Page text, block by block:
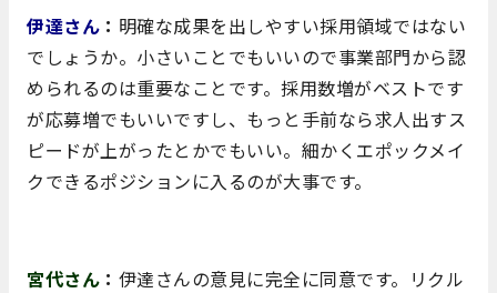
伊達さん ： 明確な成果を出しやすい採用領域ではない
でしょうか。小さいことでもいいので事業部門から認
められるのは重要なことです。採用数増がベストです
が応募増でもいいですし、もっと手前なら求人出すス
ピードが上がったとかでもいい。細かくエポックメイ
クできるポジションに入るのが大事です。
宮代さん ： 伊達さんの意見に完全に同意です。リクル